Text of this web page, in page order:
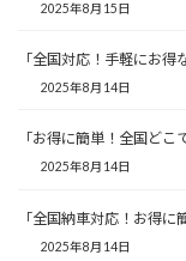
2025年8月15日
「全国対応！手軽にお得
2025年8月14日
「お得に簡単！全国どこ
2025年8月14日
「全国納車対応！お得に
2025年8月14日